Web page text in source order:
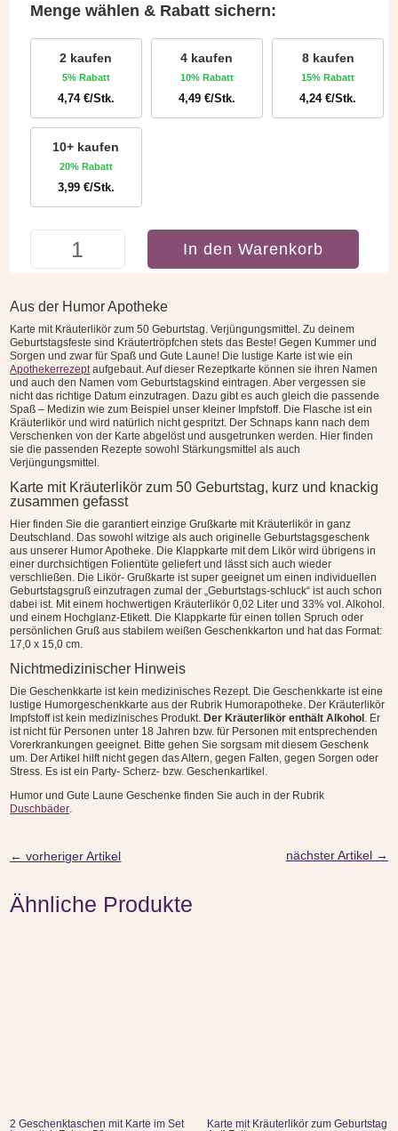
Menge wählen & Rabatt sichern:
2 kaufen
5% Rabatt
4,74 €/Stk.
4 kaufen
10% Rabatt
4,49 €/Stk.
8 kaufen
15% Rabatt
4,24€/Stk.
10+ kaufen
20% Rabatt
3,99 €/Stk.
zum
50
Geburtstag
Menge
In den Warenkorb
Aus der Humor Apotheke
Karte mit Kräuterlikör zum 50 Geburtstag. Verjüngungsmittel. Zu deinem
Geburtstagsfeste sind Kräutertröpfchen stets das Beste! Gegen Kummer und
Sorgen und zwar für Spaß und Gute Laune! Die lustige Karte ist wie ein
Apothekerrezeptaufgebaut. Auf dieser Rezeptkarte können sie ihren Namen
und auch den Namen vom Geburtstagskind eintragen. Aber vergessen sie
nicht das richtige Datum einzutragen. Dazu gibt es auch gleich die passende
Spaß – Medizin wie zum Beispiel unser kleiner Impfstoff. Die Flasche ist ein
Kräuterlikör und wird natürlich nicht gespritzt. Der Schnaps kann nach dem
Verschenken von der Karte abgelöst und ausgetrunken werden. Hier finden
sie die passenden Rezepte sowohl Stärkungsmittel als auch
Verjüngungsmittel.
Karte mit Kräuterlikör zum 50 Geburtstag, kurz und knackig
zusammen gefasst
Hier finden Sie die garantiert einzige Grußkarte mit Kräuterlikör in ganz
Deutschland. Das sowohl witzige als auch originelle Geburtstagsgeschenk
aus unserer Humor Apotheke. Die Klappkarte mit dem Likör wird übrigens in
einer durchsichtigen Folientüte geliefert und lässt sich auch wieder
verschließen. Die Likör- Grußkarte ist super geeignet um einen individuellen
Geburtstagsgruß einzutragen zumal der „Geburtstags-schluck“ ist auch schon
dabei ist. Mit einem hochwertigen Kräuterlikör 0,02 Liter und 33% vol. Alkohol.
und einem Hochglanz-Etikett. Die Klappkarte für einen tollen Spruch oder
persönlichen Gruß aus stabilem weißen Geschenkkarton und hat das Format:
17,0 x 15,0 cm.
Nichtmedizinischer Hinweis
Die Geschenkkarte ist kein medizinisches Rezept. Die Geschenkkarte ist eine
lustige Humorgeschenkkarte aus der Rubrik Humorapotheke. Der Kräuterlikör
Impfstoff ist kein medizinisches Produkt. Der Kräuterlikör enthält Alkohol . Er
ist nicht für Personen unter 18 Jahren bzw. für Personen mit entsprechenden
Vorerkrankungen geeignet. Bitte gehen Sie sorgsam mit diesem Geschenk
um. Der Artikel hilft nicht gegen das Altern, gegen Falten, gegen Sorgen oder
Stress. Es ist ein Party- Scherz- bzw. Geschenkartikel.
Humor und Gute Laune Geschenke finden Sie auch in der Rubrik
Duschbäder.
←vorheriger Artikel nächster Artikel→
Ähnliche Produkte
2 Geschenktaschen mit Karte im Set
Karte mit Kräuterlikör zum Geburtstag